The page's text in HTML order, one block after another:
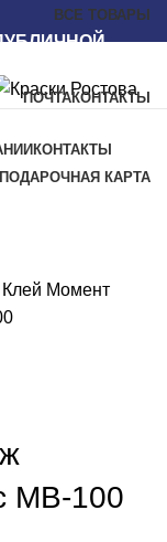
ВСЕ ТОВАРЫ
ПОЧТАКОНТАКТЫ
КОНТАКТЫ
ПОДАРОЧНАЯ КАРТА
Клей Момент
МВ-100